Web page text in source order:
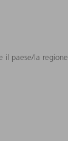
il paese/la regione